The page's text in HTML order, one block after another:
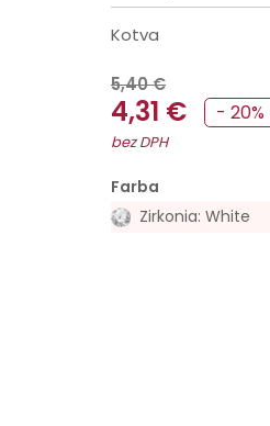
Kotva
5,40 €
4,31 € - 20%
bez DPH
Farba
Zirkonia: White